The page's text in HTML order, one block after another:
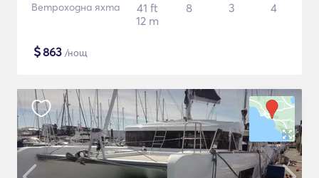
Ветроходна яхта
41 ft
12 m
8 3 4
$863 /нощ